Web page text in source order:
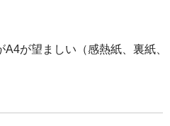
A4が望ましい（感熱紙、裏紙